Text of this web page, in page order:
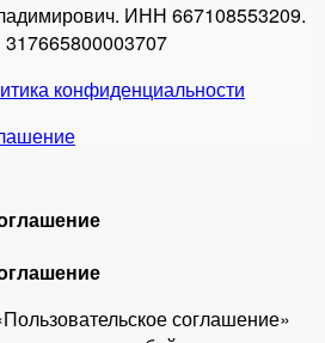
ИНН 667108553209.
конфиденциальности
соглашение»